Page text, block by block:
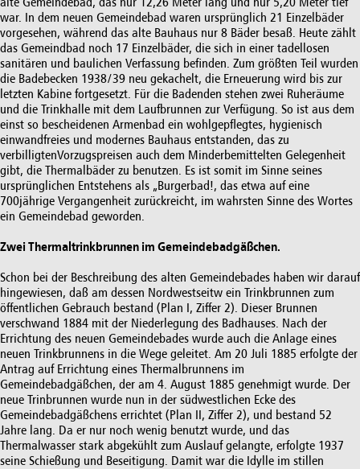
alte Gemeindebad, das nur 12,26 Meter lang und nur 5,20 Meter tief
war. In dem neuen Gemeindebad waren ursprünglich 21 Einzelbäder
vorgesehen, während das alte Bauhaus nur 8 Bäder besaß. Heute zählt
das Gemeindbad noch 17 Einzelbäder, die sich in einer tadellosen
sanitären und baulichen Verfassung befinden. Zum größten Teil wurden
die Badebecken 1938/39 neu gekachelt, die Erneuerung wird bis zur
letzten Kabine fortgesetzt. Für die Badenden stehen zwei Ruheräume
und die Trinkhalle mit dem Laufbrunnen zur Verfügung. So ist aus dem
einst so bescheidenen Armenbad ein wohlgepflegtes, hygienisch
einwandfreies und modernes Bauhaus entstanden, das zu
verbilligtenVorzugspreisen auch dem Minderbemittelten Gelegenheit
gibt, die Thermalbäder zu benutzen. Es ist somit im Sinne seines
ursprünglichen Entstehens als „Burgerbad!, das etwa auf eine
700jährige Vergangenheit zurückreicht, im wahrsten Sinne des Wortes
ein Gemeindebad geworden.
Zwei Thermaltrinkbrunnen im Gemeindebadgäßchen.
Schon bei der Beschreibung des alten Gemeindebades haben wir darauf
hingewiesen, daß am dessen Nordwestseitw ein Trinkbrunnen zum
öffentlichen Gebrauch bestand (Plan I, Ziffer 2). Dieser Brunnen
verschwand 1884 mit der Niederlegung des Badhauses. Nach der
Errichtung des neuen Gemeindebades wurde auch die Anlage eines
neuen Trinkbrunnens in die Wege geleitet. Am 20 Juli 1885 erfolgte der
Antrag auf Errichtung eines Thermalbrunnens im
Gemeindebadgäßchen, der am 4. August 1885 genehmigt wurde. Der
neue Trinbrunnen wurde nun in der südwestlichen Ecke des
Gemeindebadgäßchens errichtet (Plan II, Ziffer 2), und bestand 52
Jahre lang. Da er nur noch wenig benutzt wurde, und das
Thermalwasser stark abgekühlt zum Auslauf gelangte, erfolgte 1937
seine Schießung und Beseitigung. Damit war die Idylle im stillen